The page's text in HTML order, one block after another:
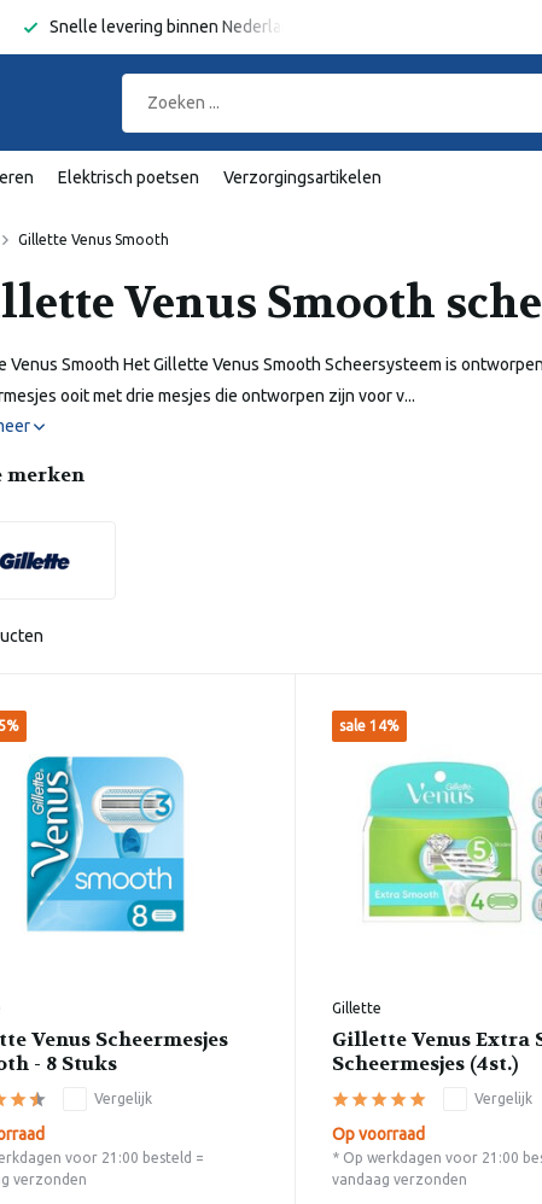
Nederland en België Gratis verzending
Elektrisch poetsen Verzorgingsartikelen
Gillette Venus Smooth
Venus Smooth
Venus Smooth Het Gillette Venus Smooth Scheersysteem is
ooit met drie mesjes die ontworpen zijn voor v...
merken
Venus Scheermesjes
- 8 Stuks
Vergelijk
voor 21:00 besteld =
verzonden
sale 14%
Gillette
Gillette Venus Extra
Scheermesjes (4st.)
Vergelijk
Op voorraad
* Op werkdagen voor 21:00
vandaag verzonden